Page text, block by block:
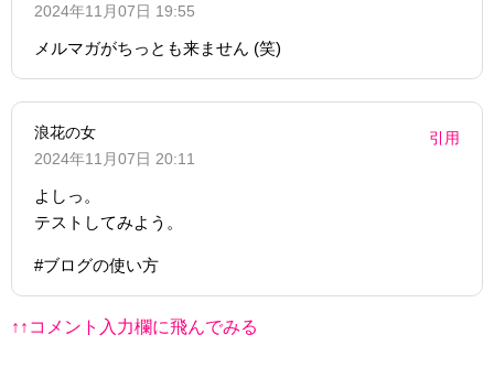
2024年11月07日 19:55
メルマガがちっとも来ません (笑)
浪花の女
2024年11月07日 20:11
引用
よしっ。
テストしてみよう。
#ブログの使い方
↑↑コメント入力欄に飛んでみる